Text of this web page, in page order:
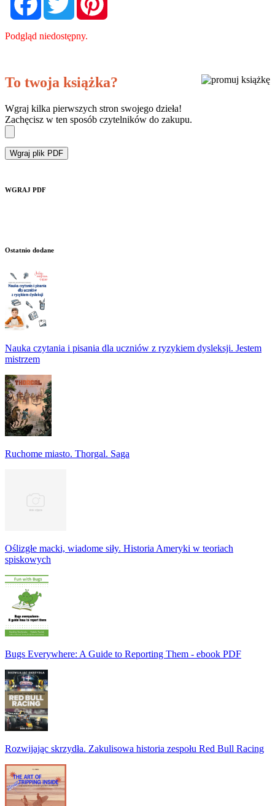
Podgląd niedostępny.
To twoja książka?
Wgraj kilka pierwszych stron swojego dzieła!
Zachęcisz w ten sposób czytelników do zakupu.
Wgraj plik PDF
WGRAJ PDF
Ostatnio dodane
Nauka czytania i pisania dla uczniów z ryzykiem dysleksji. Jestem
mistrzem
Ruchome miasto. Thorgal. Saga
Oślizgłe macki, wiadome siły. Historia Ameryki w teoriach
spiskowych
Bugs Everywhere: A Guide to Reporting Them - ebook PDF
Rozwijając skrzydła. Zakulisowa historia zespołu Red Bull Racing